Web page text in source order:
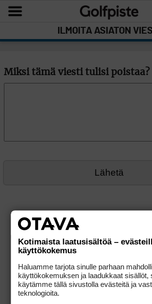
ILMOITA ASIATON
Miksi tämä viesti tulisi poistaa?
Kotimaista laatusisältöä –
käyttökokemus
Haluamme tarjota sinulle parhaan
käyttökokemuksen ja laadukkaat sisällöt,
käytämme tällä sivustolla evästeitä ja
teknologioita.